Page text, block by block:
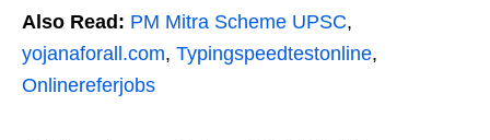
Also Read: PM Mitra Scheme UPSC,
yojanaforall.com, Typingspeedtestonline,
Onlinereferjobs